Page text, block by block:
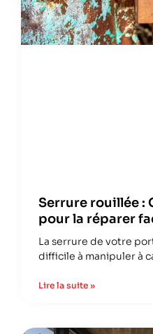
Serrure rouillée :
pour la réparer
La serrure de votre
difficile à manipuler à
Lire la suite »